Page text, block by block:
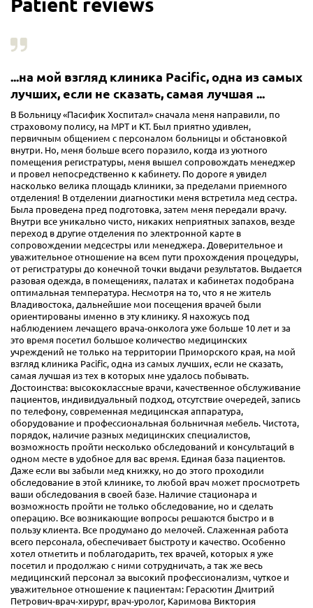
...на мой взгляд клиника Pacific, одна из самых
лучших, если не сказать, самая лучшая ...
В Больницу «Пасифик Хоспитал» сначала меня направили, по
страховому полису, на МРТ и КТ. Был приятно удивлен,
первичным общением с персоналом больницы и обстановкой
внутри. Но, меня больше всего поразило, когда из уютного
помещения регистратуры, меня вышел сопровождать менеджер
и провел непосредственно к кабинету. По дороге я увидел
насколько велика площадь клиники, за пределами приемного
отделения! В отделении диагностики меня встретила мед сестра.
Была проведена пред подготовка, затем меня передали врачу.
Внутри все уникально чисто, никаких неприятных запахов, везде
переход в другие отделения по электронной карте в
сопровождении медсестры или менеджера. Доверительное и
уважительное отношение на всем пути прохождения процедуры,
от регистратуры до конечной точки выдачи результатов. Выдается
разовая одежда, в помещениях, палатах и кабинетах подобрана
оптимальная температура. Несмотря на то, что я не житель
Владивостока, дальнейшие мои посещения врачей были
ориентированы именно в эту клинику. Я нахожусь под
наблюдением лечащего врача-онколога уже больше 10 лет и за
это время посетил большое количество медицинских
учреждений не только на территории Приморского края, на мой
взгляд клиника Pacific, одна из самых лучших, если не сказать,
самая лучшая из тех в которых мне удалось побывать.
Достоинства: высококлассные врачи, качественное обслуживание
пациентов, индивидуальный подход, отсутствие очередей, запись
по телефону, современная медицинская аппаратура,
оборудование и профессиональная больничная мебель. Чистота,
порядок, наличие разных медицинских специалистов,
возможность пройти несколько обследований и консультаций в
одном месте в удобное для вас время. Единая база пациентов.
Даже если вы забыли мед книжку, но до этого проходили
обследование в этой клинике, то любой врач может просмотреть
ваши обследования в своей базе. Наличие стационара и
возможность пройти не только обследование, но и сделать
операцию. Все возникающие вопросы решаются быстро и в
пользу клиента. Все продумано до мелочей. Слаженная работа
всего персонала, обеспечивает быстроту и качество. Особенно
хотел отметить и поблагодарить, тех врачей, которых я уже
посетил и продолжаю с ними сотрудничать, а так же весь
медицинский персонал за высокий профессионализм, чуткое и
уважительное отношение к пациентам: Герасютин Дмитрий
Петрович-врач-хирург, врач-уролог, Каримова Виктория